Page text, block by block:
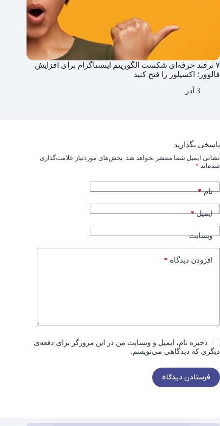
۷ ترفند حرفه‌ای شکست الگوریتم اینستاگرام برای افزایش
فالوور؛ اکسپلور را فتح کنید
3 آذر
پاسخی بگذارید
نشانی ایمیل شما منتشر نخواهد شد. بخش‌های موردنیاز علامت‌گذاری
شده‌اند *
نام*
ایمیل*
وبسایت
افزودن دیدگاه *
ذخیره نام، ایمیل و وبسایت من در این مرورگر برای دفعه‌ی
دیگری که دیدگاهی می‌نویسم.
فرستادن دیدگاه